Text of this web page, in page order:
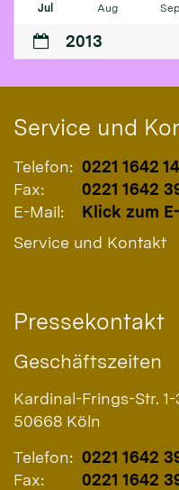
Jul Aug Sep
2013
Service und
Telefon: 0221 1642
Fax:
0221 1642
E-Mail:
Klick zum
Service und Kontakt
Pressekontakt
Geschäftszeiten
Kardinal-Frings-Str. 1-
50668 Köln
Telefon: 0221 1642
Fax:
0221 1642